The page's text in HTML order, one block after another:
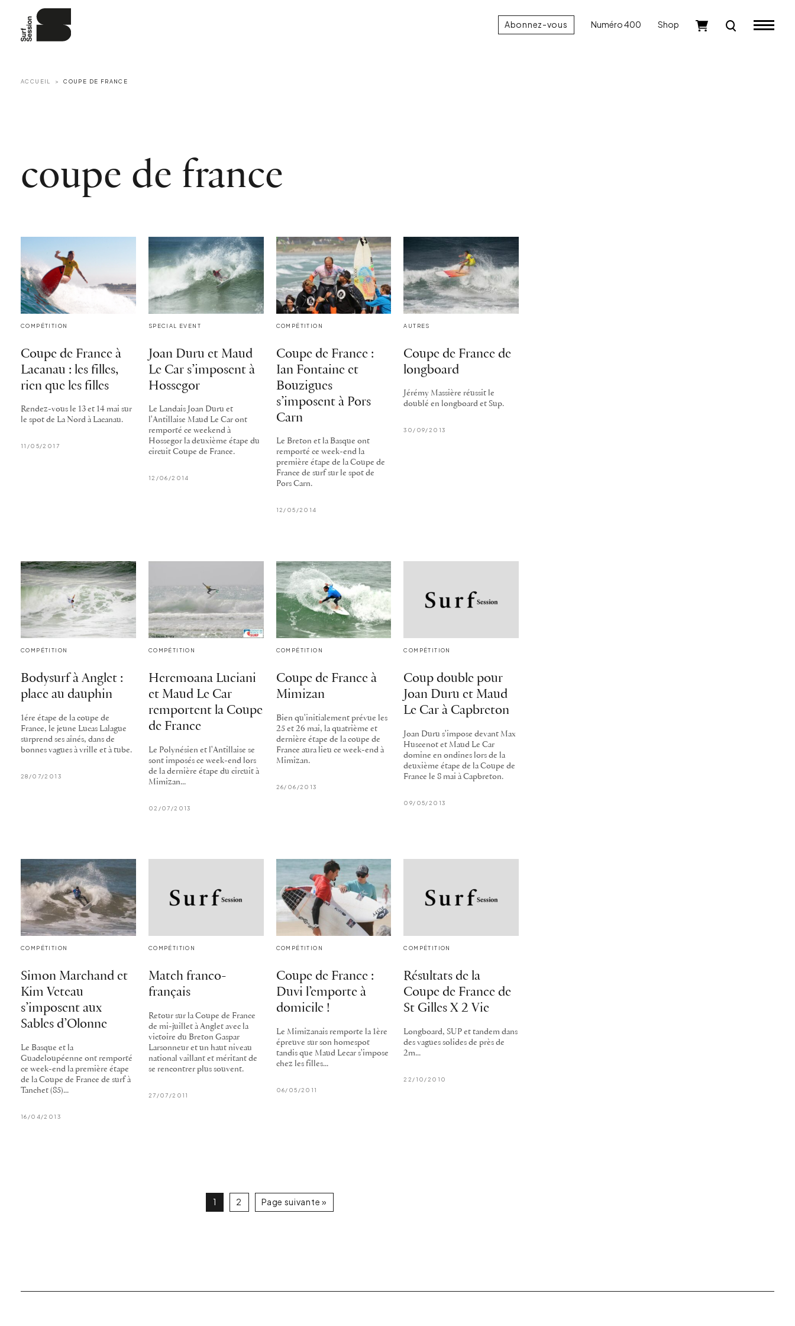
Abonnez-vous Numéro 400 Shop
ACCUEIL COUPE DE FRANCE
coupe de france
COMPÉTITION
Coupe de France à
Lacanau : les filles,
rien que les filles
Rendez-vous le 13 et 14 mai sur
le spot de La Nord à Lacanau.
11/05/2017
SPECIAL EVENT
Joan Duru et Maud
Le Car s’imposent à
Hossegor
Le Landais Joan Duru et
l'Antillaise Maud Le Car ont
remporté ce weekend à
Hossegor la deuxième étape du
circuit Coupe de France.
12/06/2014
COMPÉTITION
Coupe de France :
Ian Fontaine et
Bouzigues
s’imposent à Pors
Carn
Le Breton et la Basque ont
remporté ce week-end la
première étape de la Coupe de
France de surf sur le spot de
Pors Carn.
12/05/2014
AUTRES
Coupe de France de
longboard
Jérémy Massière réussit le
doublé en longboard et Sup.
30/09/2013
COMPÉTITION
Bodysurf à Anglet :
place au dauphin
1ére étape de la coupe de
France, le jeune Lucas Lalague
surprend ses aînés, dans de
bonnes vagues à vrille et à tube.
28/07/2013
COMPÉTITION
Heremoana Luciani
et Maud Le Car
remportent la Coupe
de France
Le Polynésien et l'Antillaise se
sont imposés ce week-end lors
de la dernière étape du circuit à
Mimizan...
02/07/2013
COMPÉTITION
Coupe de France à
Mimizan
Bien qu'initialement prévue les
25 et 26 mai, la quatrième et
dernière étape de la coupe de
France aura lieu ce week-end à
Mimizan.
26/06/2013
COMPÉTITION
Coup double pour
Joan Duru et Maud
Le Car à Capbreton
Joan Duru s'impose devant Max
Huscenot et Maud Le Car
domine en ondines lors de la
deuxième étape de la Coupe de
France le 8 mai à Capbreton.
09/05/2013
COMPÉTITION
Simon Marchand et
Kim Veteau
s’imposent aux
Sables d’Olonne
Le Basque et la
Guadeloupéenne ont remporté
ce week-end la première étape
de la Coupe de France de surf à
Tanchet (85)...
16/04/2013
COMPÉTITION
Match franco-
français
Retour sur la Coupe de France
de mi-juillet à Anglet avec la
victoire du Breton Gaspar
Larsonneur et un haut niveau
national vaillant et méritant de
se rencontrer plus souvent.
27/07/2011
COMPÉTITION
Coupe de France :
Duvi l’emporte à
domicile !
Le Mimizanais remporte la 1ère
épreuve sur son homespot
tandis que Maud Lecar s'impose
chez les filles...
06/05/2011
COMPÉTITION
Résultats de la
Coupe de France de
St Gilles X 2 Vie
Longboard, SUP et tandem dans
des vagues solides de près de
2m...
22/10/2010
1 2 Page suivante »